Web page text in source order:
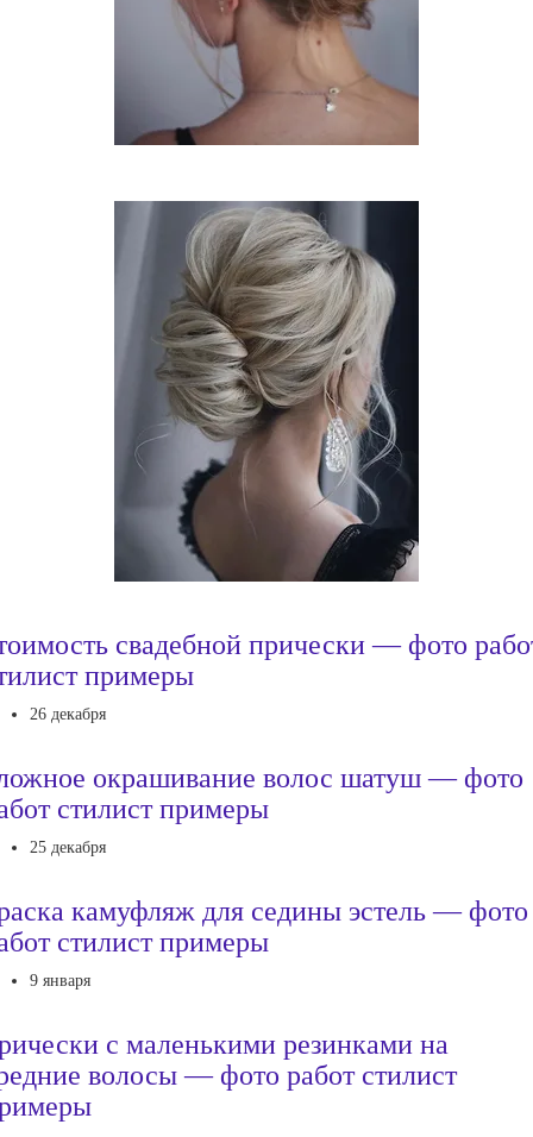
свадебной прически — фото
примеры
26 декабря
окрашивание волос шатуш — фото
стилист примеры
25 декабря
камуфляж для седины эстель — фото
стилист примеры
9 января
с маленькими резинками на
волосы — фото работ стилист